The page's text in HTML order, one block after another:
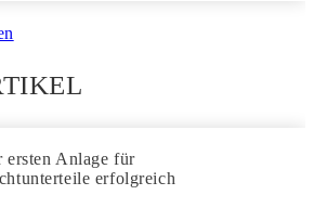
ersten Anlage für
erfolgreich